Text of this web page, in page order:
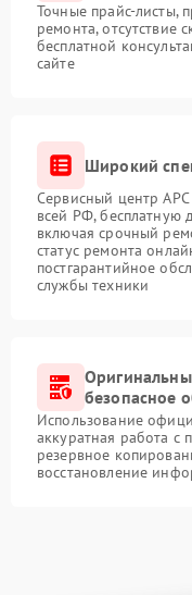
Точные прайс-листы,
ремонта, отсутствие
бесплатной
сайте
Широкий
Сервисный центр
всей РФ, бесплатную
включая срочный
статус ремонта
постгарантийное
службы техники
безопасное
Использование
аккуратная работа с
резервное
восстановление